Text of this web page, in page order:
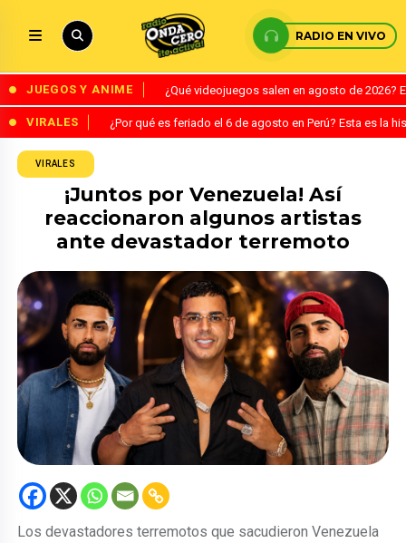
RADIO EN VIVO
JUEGOS Y ANIME ¿Qué videojuegos salen en agosto de
VIRALES ¿Por qué es feriado el 6 de agosto en Perú? Esta es la
VIRALES
¡Juntos por Venezuela! Así
reaccionaron algunos artistas
ante devastador terremoto
Los devastadores terremotos que sacudieron Venezuela